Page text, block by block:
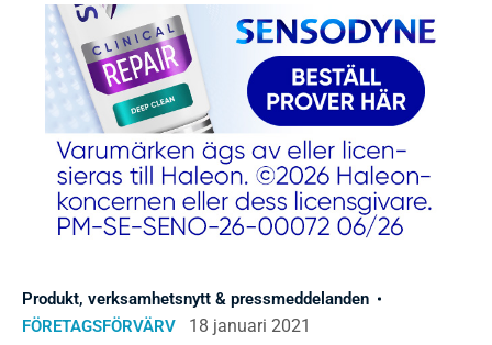
Produkt, verksamhetsnytt & pressmeddelanden
FÖRETAGSFÖRVÄRV
18 januari 2021